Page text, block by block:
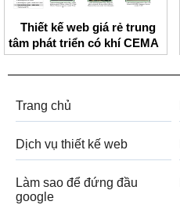
Thiết kế web giá rẻ trung
tâm phát triển có khí CEMA
Trang chủ
Dịch vụ thiết kế web
Làm sao để đứng đầu
google